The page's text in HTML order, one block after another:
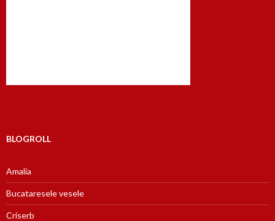
BLOGROLL
Amalia
Bucataresele vesele
Criserb